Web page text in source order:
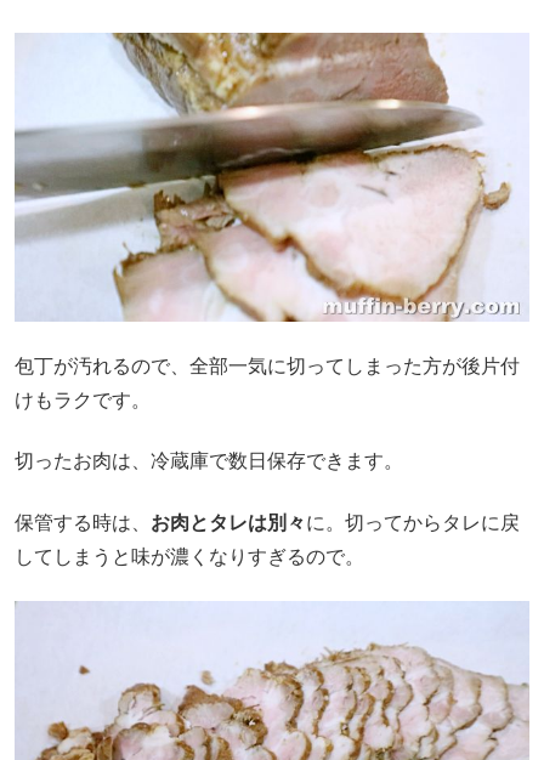
包丁が汚れるので、全部一気に切ってしまった方が後片付
けもラクです。
切ったお肉は、冷蔵庫で数日保存できます。
保管する時は、 お肉とタレは別々に。切ってからタレに戻
してしまうと味が濃くなりすぎるので。